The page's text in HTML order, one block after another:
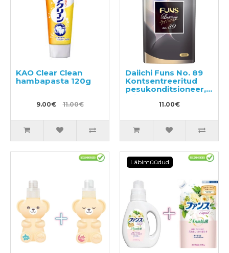
KAO Clear Clean
hambapasta 120g
9.00€ 11.00€
Daiichi Funs No. 89
Kontsentreeritud
pesukonditsioneer,
täide 480ml
11.00€
Läbimüüdud